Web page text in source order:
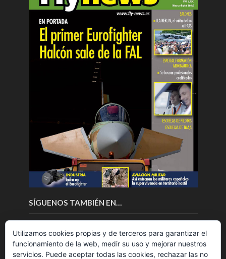
SÍGUENOS TAMBIÉN EN…
Utilizamos cookies propias y de terceros para garantizar el
funcionamiento de la web, medir su uso y mejorar nuestros
servicios. Puede aceptar todas las cookies, rechazar las no